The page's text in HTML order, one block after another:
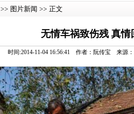
>> 图片新闻 >> 正文
无情车祸致伤残 真情
时间:2014-11-04 16:56:41 作者：阮传宝 来源